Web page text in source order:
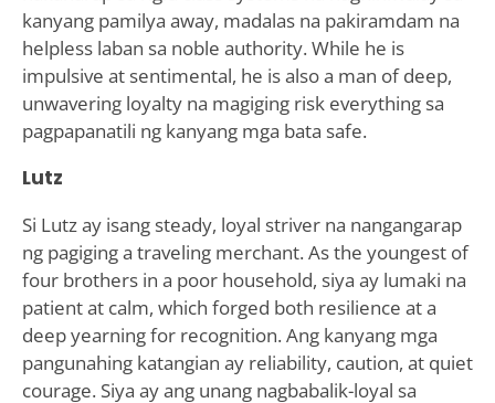
kanyang pamilya away, madalas na pakiramdam na
helpless laban sa noble authority. While he is
impulsive at sentimental, he is also a man of deep,
unwavering loyalty na magiging risk everything sa
pagpapanatili ng kanyang mga bata safe.
Lutz
Si Lutz ay isang steady, loyal striver na nangangarap
ng pagiging a traveling merchant. As the youngest of
four brothers in a poor household, siya ay lumaki na
patient at calm, which forged both resilience at a
deep yearning for recognition. Ang kanyang mga
pangunahing katangian ay reliability, caution, at quiet
courage. Siya ay ang unang nagbabalik-loyal sa